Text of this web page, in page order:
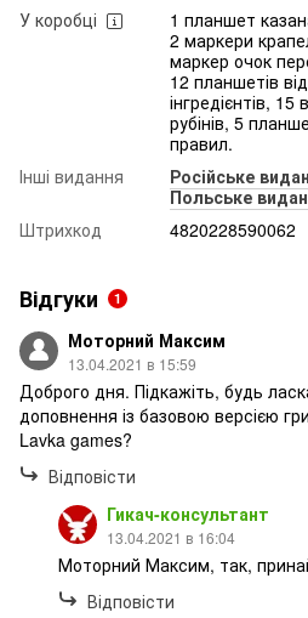
У коробці
1 планшет
2 маркери
маркер очок
12 планшетів
інгредієнтів,
рубінів, 5
правил.
Інші видання
Російське
Польське
Штрихкод
4820228590062
Відгуки 1
Моторний Максим
13.04.2021 в 15:59
Доброго дня. Підкажіть, будь
доповнення із базовою версією
Lavka games?
Відповісти
Гикач-консультант
13.04.2021 в 16:04
Моторний Максим, так,
Відповісти